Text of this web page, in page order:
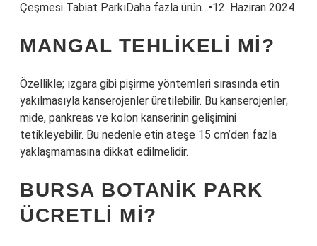
Çeşmesi Tabiat ParkıDaha fazla ürün…•12. Haziran 2024
MANGAL TEHLIKELI MI?
Özellikle; ızgara gibi pişirme yöntemleri sırasında etin
yakılmasıyla kanserojenler üretilebilir. Bu kanserojenler;
mide, pankreas ve kolon kanserinin gelişimini
tetikleyebilir. Bu nedenle etin ateşe 15 cm’den fazla
yaklaşmamasına dikkat edilmelidir.
BURSA BOTANIK PARK
ÜCRETLI MI?